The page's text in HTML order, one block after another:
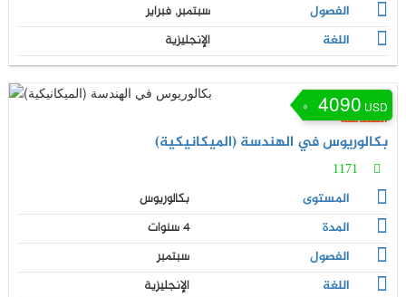
الفصول
سبتمبر, فبراير
اللغة
الإنجليزية
4090 USD
الهندسة
بكالوريوس في الهندسة (الميكانيكية)
1171
المستوى
بكالوريوس
المدة
4 سنوات
الفصول
سبتمبر
اللغة
الإنجليزية